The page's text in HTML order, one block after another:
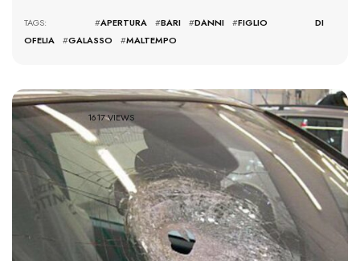
TAGS: #APERTURA #BARI #DANNI #FIGLIO DI
OFELIA
#GALASSO #MALTEMPO
1617 VIEWS